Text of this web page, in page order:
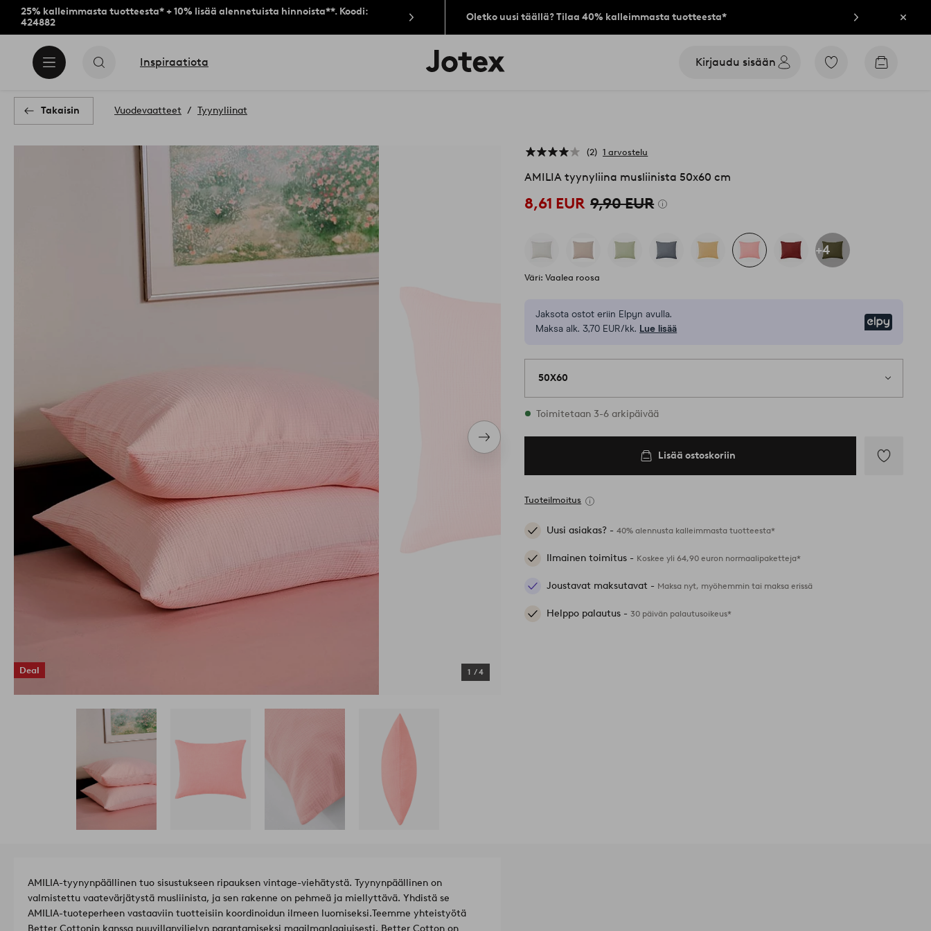
25% kalleimmasta tuotteesta* + 10% lisää alennetuista hinnoista**. Koodi:
424882
Oletko uusi täällä? Tilaa 40% kalleimmasta tuotteesta* Sulje
Inspiraatiota
Jotex-
logo
Kirjaudu sisään
Siirry
Siirry
Takaisin Vuodevaatteet Tyynyliinat
Seuraava
tuote
Deal 1 /4
2 1 arvostelu
AMILIA tyynyliina musliinista 50x60 cm
8,61 EUR 9,90 EUR
+4
Väri: Vaalea roosa
Jaksota ostot eriin Elpyn avulla.
Maksa alk. 3,70 EUR/kk. Lue lisää
50X60
Varastossa
Toimitetaan 3-6 arkipäivää
Lisää ostoskoriin
Tuoteilmoitus
Uusi asiakas? -40% alennusta kalleimmasta tuotteesta*
Ilmainen toimitus - Koskee yli 64,90 euron normaalipaketteja*
Joustavat maksutavat - Maksa nyt, myöhemmin tai maksa erissä
Helppo palautus -30 päivän palautusoikeus*
AMILIA-tyynynpäällinen tuo sisustukseen ripauksen vintage-viehätystä. Tyynynpäällinen on
valmistettu vaatevärjätystä musliinista, ja sen rakenne on pehmeä ja miellyttävä. Yhdistä se
AMILIA-tuoteperheen vastaaviin tuotteisiin koordinoidun ilmeen luomiseksi.Teemme yhteistyötä
Better Cottonin kanssa puuvillanviljelyn parantamiseksi maailmanlaajuisesti. Better Cotton on